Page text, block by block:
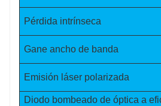
Pérdida intrínseca
Gane ancho de banda
Emisión láser polarizada
Diodo bombeado de óptica a